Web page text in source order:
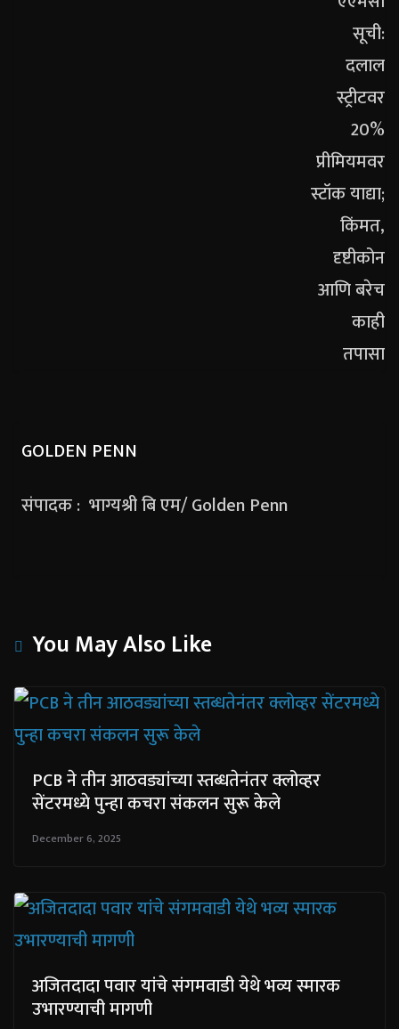
GOLDEN PENN
संपादक : भाग्यश्री बि एम/ Golden Penn
You May Also Like
PCB ने तीन आठवड्यांच्या स्तब्धतेनंतर क्लोव्हर
सेंटरमध्ये पुन्हा कचरा संकलन सुरू केले
December 6, 2025
अजितदादा पवार यांचे संगमवाडी येथे भव्य स्मारक
उभारण्याची मागणी